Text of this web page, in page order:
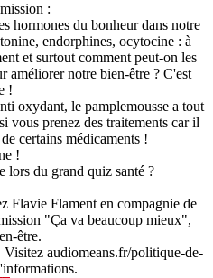
:
hormones du bonheur dans notre
endorphines, ocytocine : à
et surtout comment peut-on les
améliorer notre bien-être ? C'est
!
oxydant, le pamplemousse a tout
vous prenez des traitements car il
certains médicaments !
!
lors du grand quiz santé ?
Flavie Flament en compagnie de
"Ça va beaucoup mieux",
être.
audiomeans.fr/politique-de-